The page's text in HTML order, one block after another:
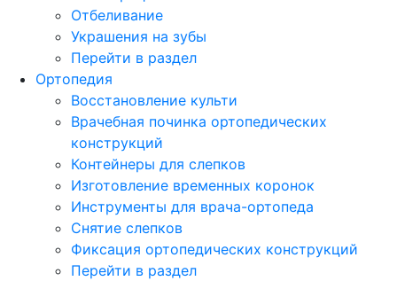
Отбеливание
Украшения на зубы
Перейти в раздел
Ортопедия
Восстановление культи
Врачебная починка ортопедических
конструкций
Контейнеры для слепков
Изготовление временных коронок
Инструменты для врача-ортопеда
Снятие слепков
Фиксация ортопедических конструкций
Перейти в раздел